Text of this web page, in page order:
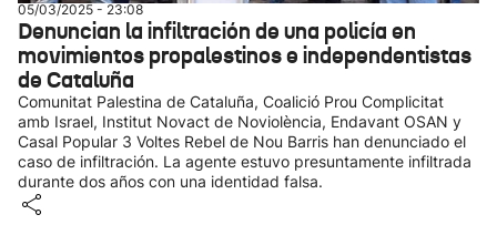
05/03/2025 - 23:08
Denuncian la infiltración de una policía en
movimientos propalestinos e independentistas
de Cataluña
Comunitat Palestina de Cataluña, Coalició Prou Complicitat
amb Israel, Institut Novact de Noviolència, Endavant OSAN y
Casal Popular 3 Voltes Rebel de Nou Barris han denunciado el
caso de infiltración. La agente estuvo presuntamente infiltrada
durante dos años con una identidad falsa.